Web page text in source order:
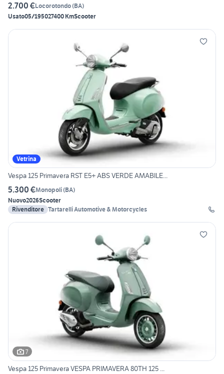
2.700 €Locorotondo(BA)
Usato05/195027400 KmScooter
Vetrina
Vespa 125 Primavera RST E5+ ABS VERDE AMABILE...
5.300 €Monopoli(BA)
Nuovo2026Scooter
Rivenditore Tartarelli Automotive & Motorcycles
7
Vespa 125 Primavera VESPA PRIMAVERA 80TH 125 ...